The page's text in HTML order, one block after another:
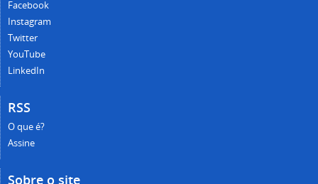
Facebook
Instagram
Twitter
YouTube
LinkedIn
RSS
O que é?
Assine
Sobre o site